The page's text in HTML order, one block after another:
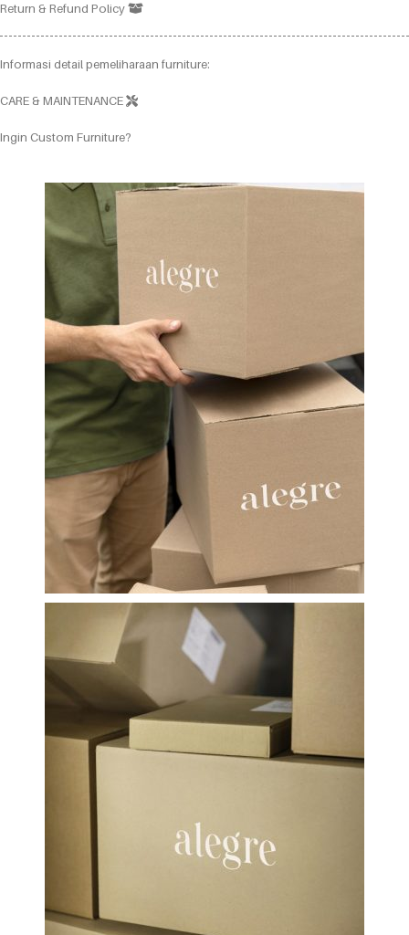
Return & Refund Policy
Informasi detail pemeliharaan furniture:
CARE & MAINTENANCE
Ingin Custom Furniture?